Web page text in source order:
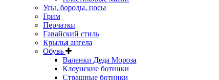
Усы, бороды, носы
Грим
Перчатки
Гавайский стиль
Крылья ангела
Обувь
Валенки Деда Мороза
Клоунские ботинки
Страшные ботинки